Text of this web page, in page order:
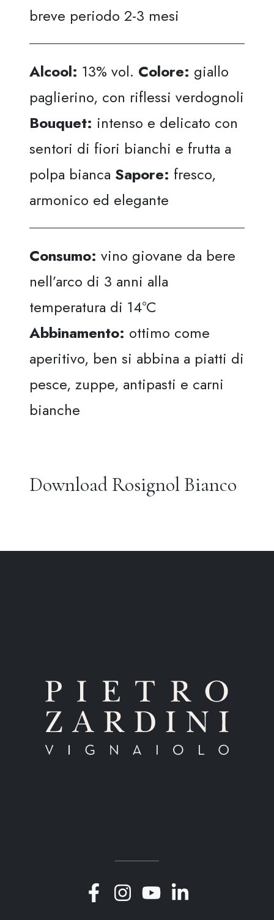
breve periodo 2-3 mesi
Alcool: 13% vol. Colore: giallo
paglierino, con riflessi verdognoli
Bouquet: intenso e delicato con
sentori di fiori bianchi e frutta a
polpa bianca Sapore: fresco,
armonico ed elegante
Consumo: vino giovane da bere
nell’arco di 3 anni alla
temperatura di 14°C
Abbinamento: ottimo come
aperitivo, ben si abbina a piatti di
pesce, zuppe, antipasti e carni
bianche
Download Rosignol Bianco